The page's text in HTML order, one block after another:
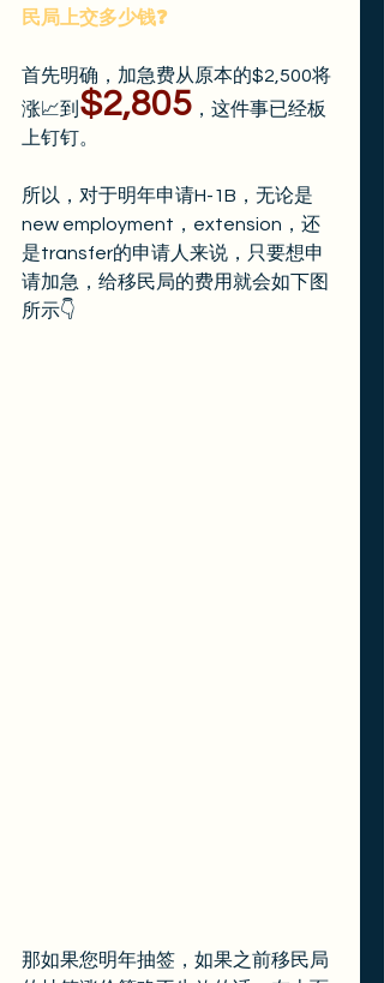
民局上交多少钱❓
首先明确，加急费从原本的$2,500将
涨📈到 $2,805 ，这件事已经板
上钉钉。
所以，对于明年申请H-1B，无论是
new employment，extension，还
是transfer的申请人来说，只要想申
请加急，给移民局的费用就会如下图
所示👇
那如果您明年抽签，如果之前移民局